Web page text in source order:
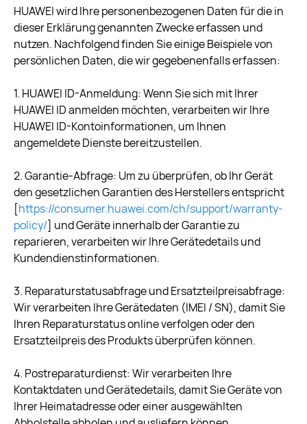
HUAWEI wird Ihre personenbezogenen Daten für die in
dieser Erklärung genannten Zwecke erfassen und
nutzen. Nachfolgend finden Sie einige Beispiele von
persönlichen Daten, die wir gegebenenfalls erfassen:
1. HUAWEI ID-Anmeldung: Wenn Sie sich mit Ihrer
HUAWEI ID anmelden möchten, verarbeiten wir Ihre
HUAWEI ID-Kontoinformationen, um Ihnen
angemeldete Dienste bereitzustellen.
2. Garantie-Abfrage: Um zu überprüfen, ob Ihr Gerät
den gesetzlichen Garantien des Herstellers entspricht
[https://consumer.huawei.com/ch/support/warranty-
policy/] und Geräte innerhalb der Garantie zu
reparieren, verarbeiten wir Ihre Gerätedetails und
Kundendienstinformationen.
3. Reparaturstatusabfrage und Ersatzteilpreisabfrage:
Wir verarbeiten Ihre Gerätedaten (IMEI / SN), damit Sie
Ihren Reparaturstatus online verfolgen oder den
Ersatzteilpreis des Produkts überprüfen können.
4. Postreparaturdienst: Wir verarbeiten Ihre
Kontaktdaten und Gerätedetails, damit Sie Geräte von
Ihrer Heimatadresse oder einer ausgewählten